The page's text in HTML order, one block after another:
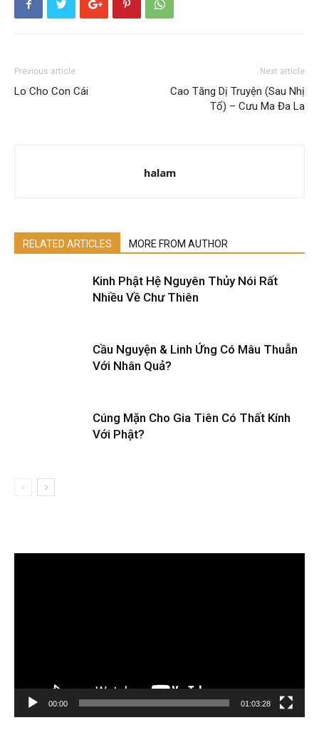
Previous article
Lo Cho Con Cái
Next article
Cao Tăng Dị Truyện (Sau Nhị
Tổ) – Cưu Ma Đa La
halam
RELATED ARTICLES MORE FROM AUTHOR
Kinh Phật Hệ Nguyên Thủy Nói Rất
Nhiều Về Chư Thiên
Cầu Nguyện & Linh Ứng Có Mâu Thuẫn
Với Nhân Quả?
Cúng Mặn Cho Gia Tiên Có Thất Kính
Với Phật?
00:00 01:03:28